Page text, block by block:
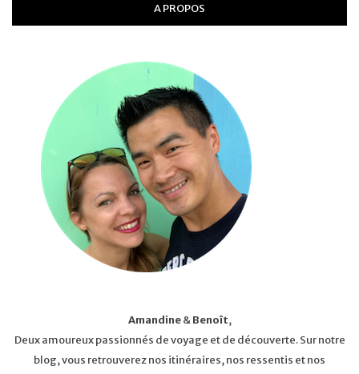
A PROPOS
Amandine&Benoît,
Deux amoureux passionnés de voyage et de découverte. Sur notre
blog, vous retrouverez nos itinéraires, nos ressentis et nos